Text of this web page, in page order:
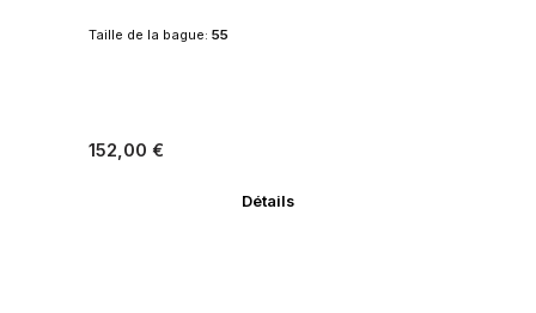
Taille de la bague: 55
Prix régulier :
152,00 €
Détails